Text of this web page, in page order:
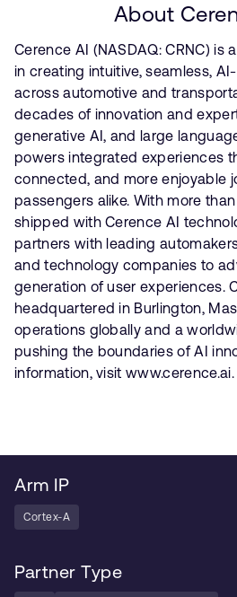
About
Cerence AI (NASDAQ: CRNC) is
in creating intuitive, seamless,
across automotive and
decades of innovation and
generative AI, and large
powers integrated experiences
connected, and more enjoyable
passengers alike. With more
shipped with Cerence AI
partners with leading
and technology companies to
generation of user experiences.
headquartered in Burlington,
operations globally and a
pushing the boundaries of AI
information, visit www.cerence.ai.
Arm IP
Cortex-A
Partner Type